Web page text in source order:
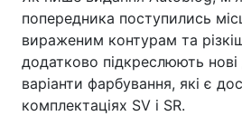
попередника поступились
вираженим контурам та
додатково підкреслюють нові
варіанти фарбування, які є
комплектаціях SV і SR.